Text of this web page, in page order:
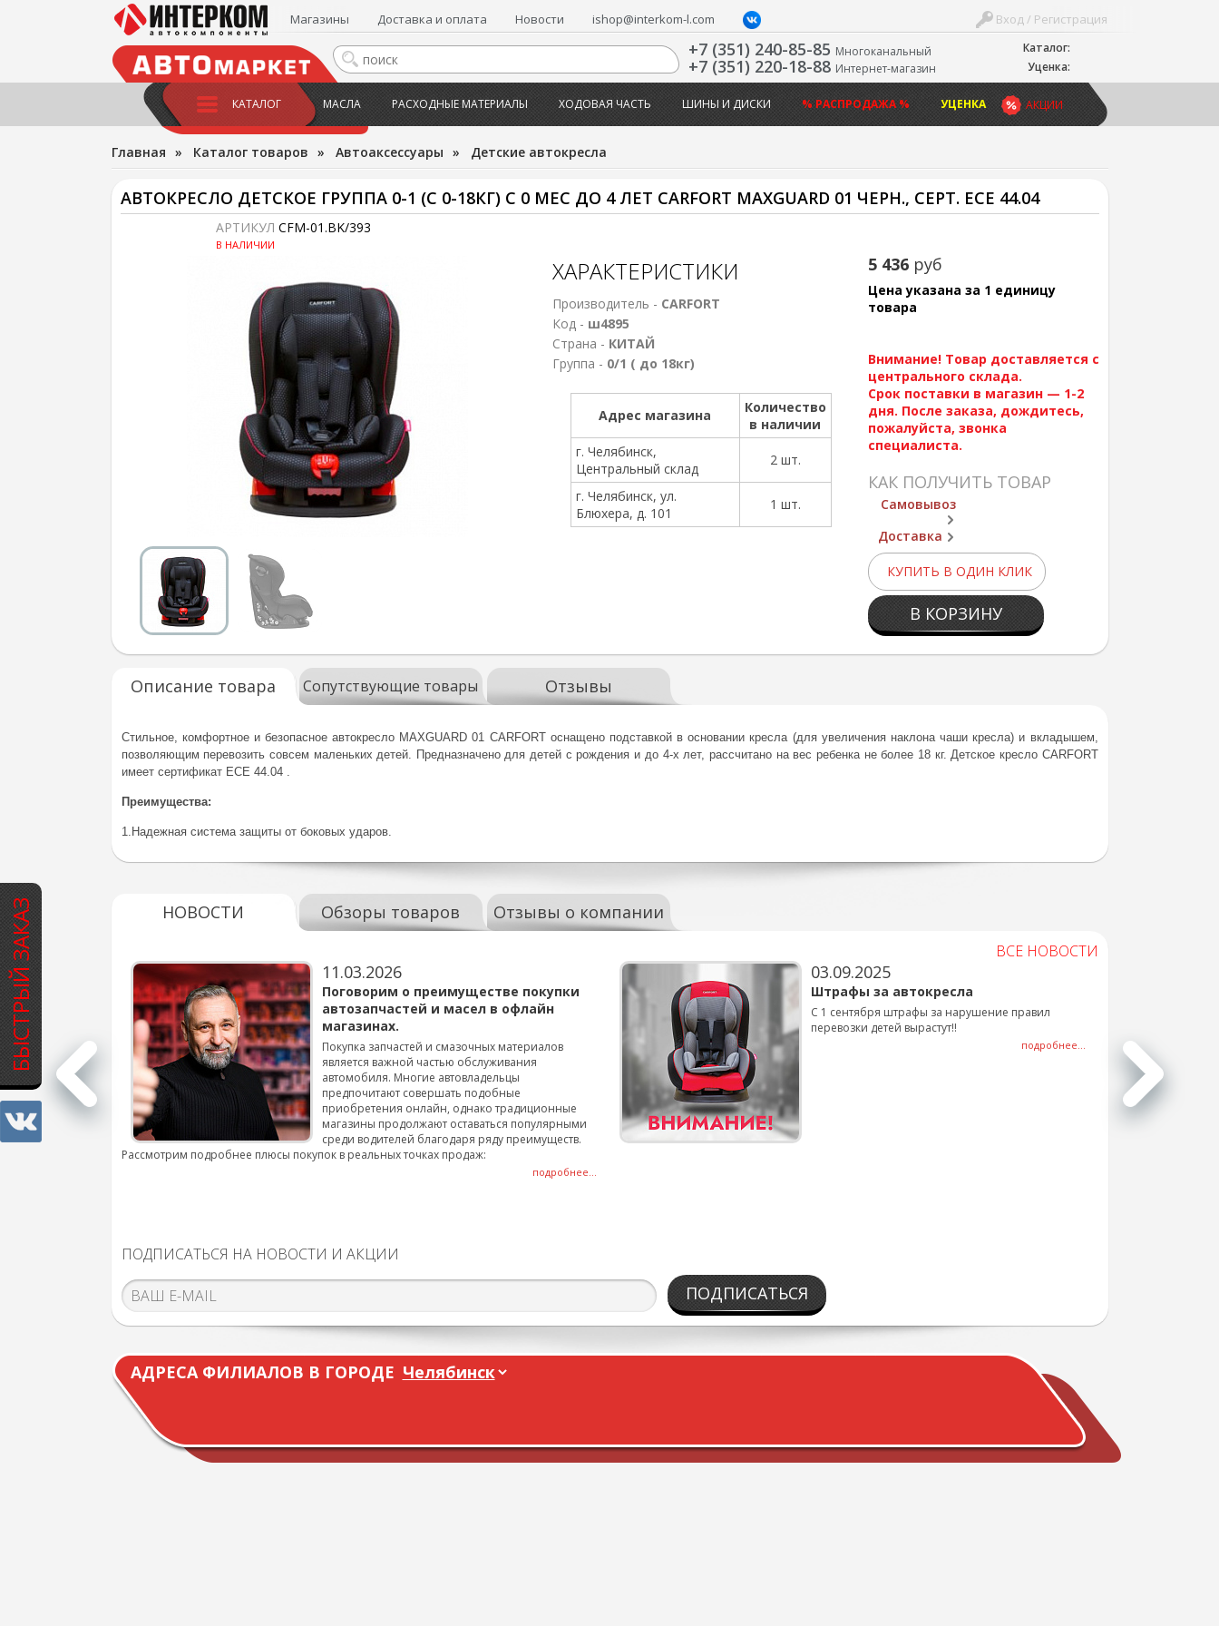
БЫСТРЫЙ ЗАКАЗ
Каталог:
Уценка:
Вход / Регистрация
Магазины Доставка и оплата Новости ishop@interkom-l.com
+7 (351) 240-85-85 Многоканальный
+7 (351) 220-18-88 Интернет-магазин
АКЦИИ
КАТАЛОГ МАСЛА РАСХОДНЫЕ МАТЕРИАЛЫ ХОДОВАЯ ЧАСТЬ ШИНЫ И ДИСКИ % РАСПРОДАЖА % УЦЕНКА
Главная » Каталог товаров » Автоаксессуары » Детские автокресла
АВТОКРЕСЛО ДЕТСКОЕ ГРУППА 0-1 (С 0-18КГ) С 0 МЕС ДО 4 ЛЕТ CARFORT MAXGUARD 01 ЧЕРН., СЕРТ. ECE 44.04
АРТИКУЛ CFM-01.BK/393
В НАЛИЧИИ
5 436 руб
Цена указана за 1 единицу
товара
Внимание! Товар доставляется с
центрального склада.
Срок поставки в магазин — 1-2
дня. После заказа, дождитесь,
пожалуйста, звонка
специалиста.
КАК ПОЛУЧИТЬ ТОВАР
Самовывоз
Доставка
КУПИТЬ В ОДИН КЛИК
В КОРЗИНУ
ХАРАКТЕРИСТИКИ
Производитель - CARFORT
Код - ш4895
Страна - КИТАЙ
Группа - 0/1 ( до 18кг)
Адрес магазина
Количество
в наличии
г. Челябинск,
Центральный склад
2 шт.
г. Челябинск, ул.
Блюхера, д. 101
1 шт.
Описание товара Сопутствующие товары Отзывы
Стильное, комфортное и безопасное автокресло MAXGUARD 01 CARFORT оснащено подставкой в основании кресла (для увеличения наклона чаши кресла) и вкладышем,
позволяющим перевозить совсем маленьких детей. Предназначено для детей с рождения и до 4-х лет, рассчитано на вес ребенка не более 18 кг. Детское кресло CARFORT
имеет сертификат ECE 44.04 .
Преимущества:
1.Надежная система защиты от боковых ударов.
НОВОСТИ Обзоры товаров Отзывы о компании
ВСЕ НОВОСТИ
для
смены шин на
подробнее...
11.03.2026
Поговорим о преимуществе покупки
автозапчастей и масел в офлайн
магазинах.
Покупка запчастей и смазочных материалов
является важной частью обслуживания
автомобиля. Многие автовладельцы
предпочитают совершать подобные
приобретения онлайн, однако традиционные
магазины продолжают оставаться популярными
среди водителей благодаря ряду преимуществ.
Рассмотрим подробнее плюсы покупок в реальных точках продаж:
подробнее...
03.09.2025
Штрафы за автокресла
С 1 сентября штрафы за нарушение правил
перевозки детей вырастут!!
подробнее...
ПОДПИСАТЬСЯ НА НОВОСТИ И АКЦИИ
ПОДПИСАТЬСЯ
АДРЕСА ФИЛИАЛОВ В ГОРОДЕ